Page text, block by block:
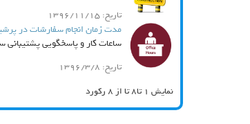
تاریخ: 1396/11/15
مدت زمان انجام سفارشات در
ساعات کار و پاسخگویی پشتیبانی سایت از 9 الی 21 (تمامی ایام) - مدت زمان
تاریخ: 1396/3/8
نمایش 1 تا8 تا از 8 رکورد